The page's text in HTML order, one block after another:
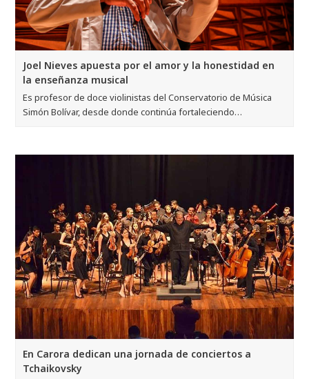
Joel Nieves apuesta por el amor y la honestidad en
la enseñanza musical
Es profesor de doce violinistas del Conservatorio de Música
Simón Bolívar, desde donde continúa fortaleciendo…
En Carora dedican una jornada de conciertos a
Tchaikovsky